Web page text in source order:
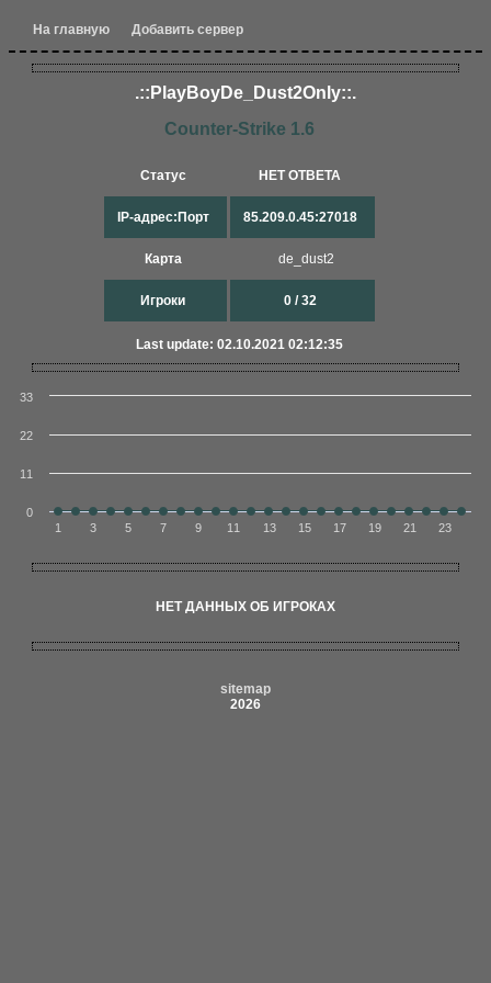
На главную Добавить сервер
.::PlayBoyDe_Dust2On​ly::.​
Counter-Strike 1.6
Статус
IP-адрес:Порт
Карта
Игроки
НЕТ ОТВЕТА
85.209.0.45:27018
de_dust2
0 / 32
Last update: 02.10.2021 02:12:35
1 3 5 7 9 11 13 15 17 19 21 23
0
11
22
33
НЕТ ДАННЫХ ОБ ИГРОКАХ
sitemap
2026